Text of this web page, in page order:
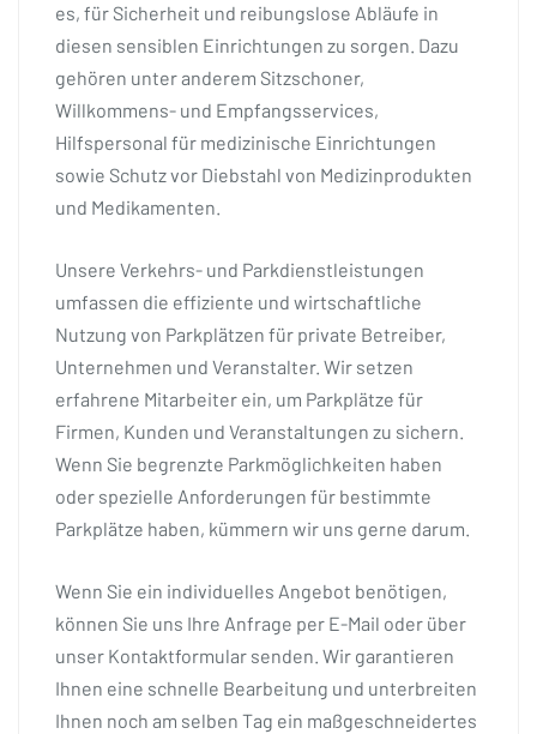
es, für Sicherheit und reibungslose Abläufe in
diesen sensiblen Einrichtungen zu sorgen. Dazu
gehören unter anderem Sitzschoner,
Willkommens- und Empfangsservices,
Hilfspersonal für medizinische Einrichtungen
sowie Schutz vor Diebstahl von Medizinprodukten
und Medikamenten.
Unsere Verkehrs- und Parkdienstleistungen
umfassen die effiziente und wirtschaftliche
Nutzung von Parkplätzen für private Betreiber,
Unternehmen und Veranstalter. Wir setzen
erfahrene Mitarbeiter ein, um Parkplätze für
Firmen, Kunden und Veranstaltungen zu sichern.
Wenn Sie begrenzte Parkmöglichkeiten haben
oder spezielle Anforderungen für bestimmte
Parkplätze haben, kümmern wir uns gerne darum.
Wenn Sie ein individuelles Angebot benötigen,
können Sie uns Ihre Anfrage per E-Mail oder über
unser Kontaktformular senden. Wir garantieren
Ihnen eine schnelle Bearbeitung und unterbreiten
Ihnen noch am selben Tag ein maßgeschneidertes